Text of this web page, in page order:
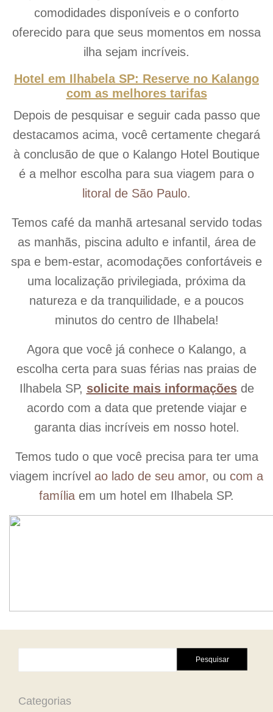
comodidades disponíveis e o conforto
oferecido para que seus momentos em nossa
ilha sejam incríveis.
Hotel em Ilhabela SP: Reserve no Kalango
com as melhores tarifas
Depois de pesquisar e seguir cada passo que
destacamos acima, você certamente chegará
à conclusão de que o Kalango Hotel Boutique
é a melhor escolha para sua viagem para o
litoral de São Paulo.
Temos café da manhã artesanal servido todas
as manhãs, piscina adulto e infantil, área de
spa e bem-estar, acomodações confortáveis e
uma localização privilegiada, próxima da
natureza e da tranquilidade, e a poucos
minutos do centro de Ilhabela!
Agora que você já conhece o Kalango, a
escolha certa para suas férias nas praias de
Ilhabela SP, solicite mais informaçõesde
acordo com a data que pretende viajar e
garanta dias incríveis em nosso hotel.
Temos tudo o que você precisa para ter uma
viagem incrível ao lado de seu amor, ou com a
família em um hotel em Ilhabela SP.
Pesquisar
por:
Categorias